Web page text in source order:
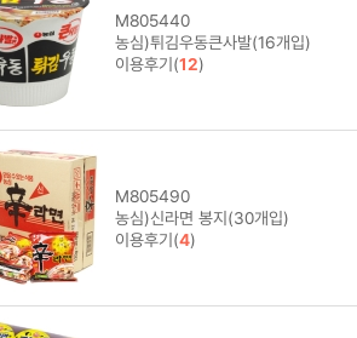
M805440
농심)튀김우동큰사발(16개입)
이용후기(12)
M805490
농심)신라면 봉지(30개입)
이용후기(4)